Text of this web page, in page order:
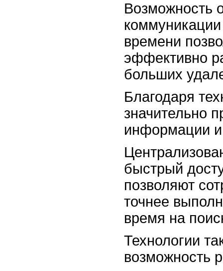
Возможность
времени
эффективно
больших
Благодаря
значительно
информации
быстрый
позволяют
точнее
время на
Технологии
возможность